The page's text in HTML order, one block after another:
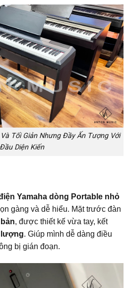
Tối Giản Nhưng Đầy Ấn Tượng Với
Diện Kiến
Yamaha dòng Portable nhỏ
gàng và dễ hiểu. Mặt trước đàn
, được thiết kế vừa tay, kết
. Giúp mình dễ dàng điều
bị gián đoạn.